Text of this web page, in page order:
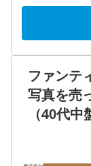
ファンテ
写真を売
（40代中